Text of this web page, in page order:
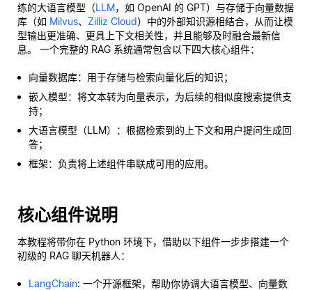
练的大语言模型（LLM，如 OpenAI 的 GPT）与存储于向量数据
库（如 Milvus、 Zilliz Cloud）中的外部知识源相结合，从而让模
型输出更准确、更具上下文相关性，并且能够及时融合最新信
息。 一个完整的 RAG 系统通常包含以下四大核心组件：
向量数据库：用于存储与检索向量化后的知识；
嵌入模型：将文本转为向量表示，为后续的相似度搜索提供支
持；
大语言模型（LLM）：根据检索到的上下文和用户提问生成回
答；
框架：负责将上述组件串联成可用的应用。
核心组件说明
本教程将带你在 Python 环境下，借助以下组件一步步搭建一个
初级的 RAG 聊天机器人：
LangChain: 一个开源框架，帮助你协调大语言模型、向量数